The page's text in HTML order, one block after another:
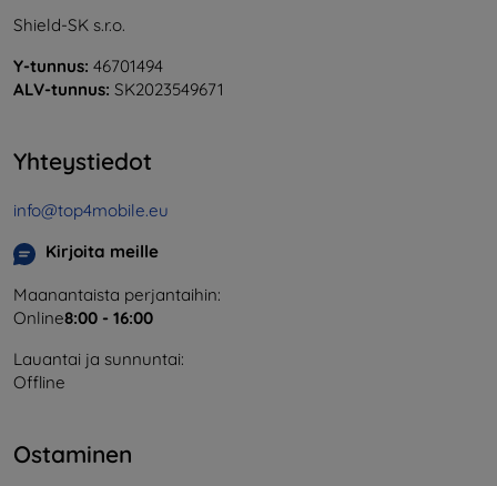
Shield-SK s.r.o.
Y-tunnus: 46701494
ALV-tunnus: SK2023549671
Yhteystiedot
info@top4mobile.eu
Kirjoita meille
Maanantaista perjantaihin:
Online8:00 - 16:00
Lauantai ja sunnuntai:
Offline
Ostaminen